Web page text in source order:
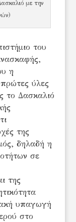
με την
του
η
ύλες
το Δασκαλιό
της
δηλαδή η
σε
της
υπαγωγή
στο